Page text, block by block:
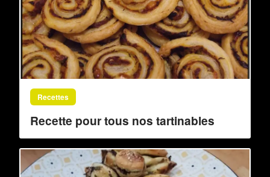
Recettes
Recette pour tous nos tartinables